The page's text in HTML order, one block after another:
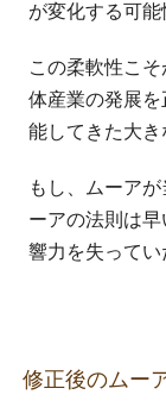
が変化する可能
この柔軟性こ
体産業の発展
能してきた大き
もし、ムーア
ーアの法則は
響力を失ってい
修正後のムー